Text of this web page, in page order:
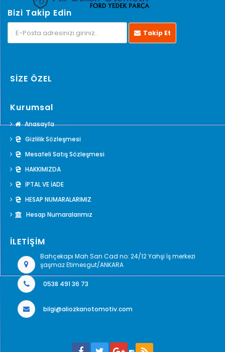
Bizi Takip Edin
Takip Et
SİZE ÖZEL
Kurumsal
Anasayfa
Gizlilik Sözleşmesi
Mesafeli Satış Sözleşmesi
HAKKIMIZDA
İPTAL VE İADE
HESAP NUMARALARIMIZ
Hesap Numaralarımız
İLETİŞİM
Bahçekapı Mah San Cad no: 24/12 Yahşi İş merkezi
şaşmaz Etimesgut/ANKARA
0538 491 36 73
bilgi@aliozkanotomotiv.com